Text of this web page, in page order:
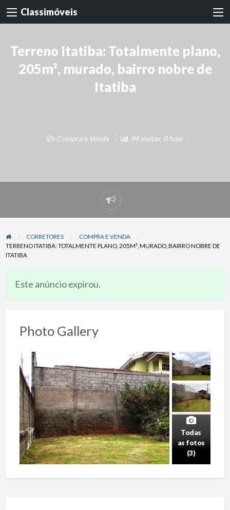
Classimóveis
Terreno Itatiba: Totalmente plano,
205m², murado, bairro nobre de
Itatiba
Compra e Venda 94 visitas, 0 hoje
Denunciar
problema
CORRETORES
COMPRA E VENDA
TERRENO ITATIBA: TOTALMENTE PLANO, 205M², MURADO, BAIRRO NOBRE DE
ITATIBA
Este anúncio expirou.
Photo Gallery
Todas
as fotos
(3)